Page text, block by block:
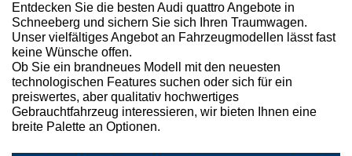
Entdecken Sie die besten Audi quattro Angebote in
Schneeberg und sichern Sie sich Ihren Traumwagen.
Unser vielfältiges Angebot an Fahrzeugmodellen lässt fast
keine Wünsche offen.
Ob Sie ein brandneues Modell mit den neuesten
technologischen Features suchen oder sich für ein
preiswertes, aber qualitativ hochwertiges
Gebrauchtfahrzeug interessieren, wir bieten Ihnen eine
breite Palette an Optionen.